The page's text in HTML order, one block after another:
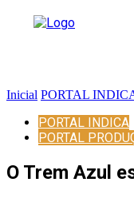
Inicial PORTAL
PORTAL INDICA
PORTAL
O Trem Azul